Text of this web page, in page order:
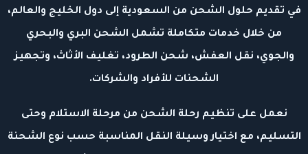
في تقديم حلول الشحن من السعودية إلى دول الخليج والعالم،
من خلال خدمات متكاملة تشمل الشحن البري والبحري
والجوي، نقل العفش، شحن الطرود، تغليف الأثاث، وتجهيز
الشحنات للأفراد والشركات.
نعمل على تنظيم رحلة الشحن من مرحلة الاستلام وحتى
التسليم، مع اختيار وسيلة النقل المناسبة حسب نوع الشحنة